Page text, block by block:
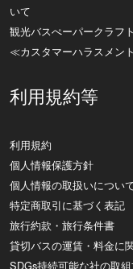
いて
観光バスぺーパークラフト
≪カスタマーハラスメン
利用規約等
利用規約
個人情報保護方針
個人情報の取扱いについ
特定商取引に基づく表記
旅行約款・旅行条件書
貸切バスの運賃・料金に
SDGs持続可能な社の取組